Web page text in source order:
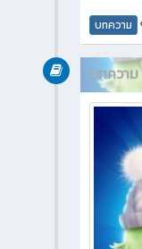
บทความ
บทความ